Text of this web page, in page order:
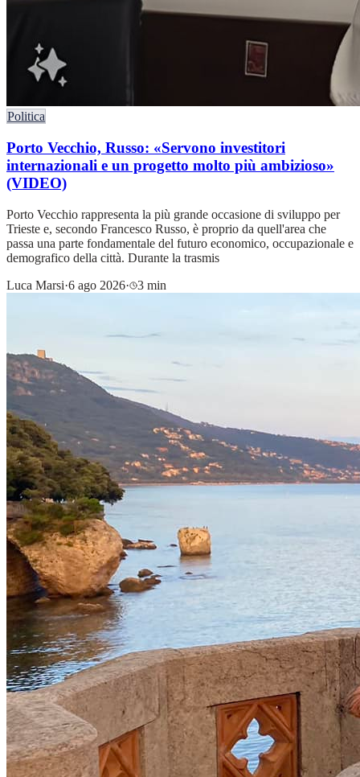
Politica
Porto Vecchio, Russo: «Servono investitori
internazionali e un progetto molto più ambizioso»
(VIDEO)
Porto Vecchio rappresenta la più grande occasione di sviluppo per
Trieste e, secondo Francesco Russo, è proprio da quell'area che
passa una parte fondamentale del futuro economico, occupazionale e
demografico della città. Durante la trasmis
Luca Marsi·6 ago 2026· 3 min